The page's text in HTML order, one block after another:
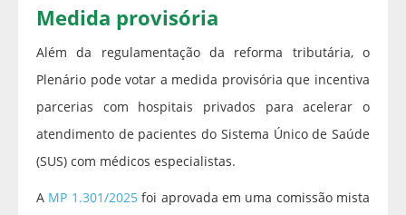
Medida provisória
Além da regulamentação da reforma tributária, o
Plenário pode votar a medida provisória que incentiva
parcerias com hospitais privados para acelerar o
atendimento de pacientes do Sistema Único de Saúde
(SUS) com médicos especialistas.
A MP 1.301/2025foi aprovada em uma comissão mista